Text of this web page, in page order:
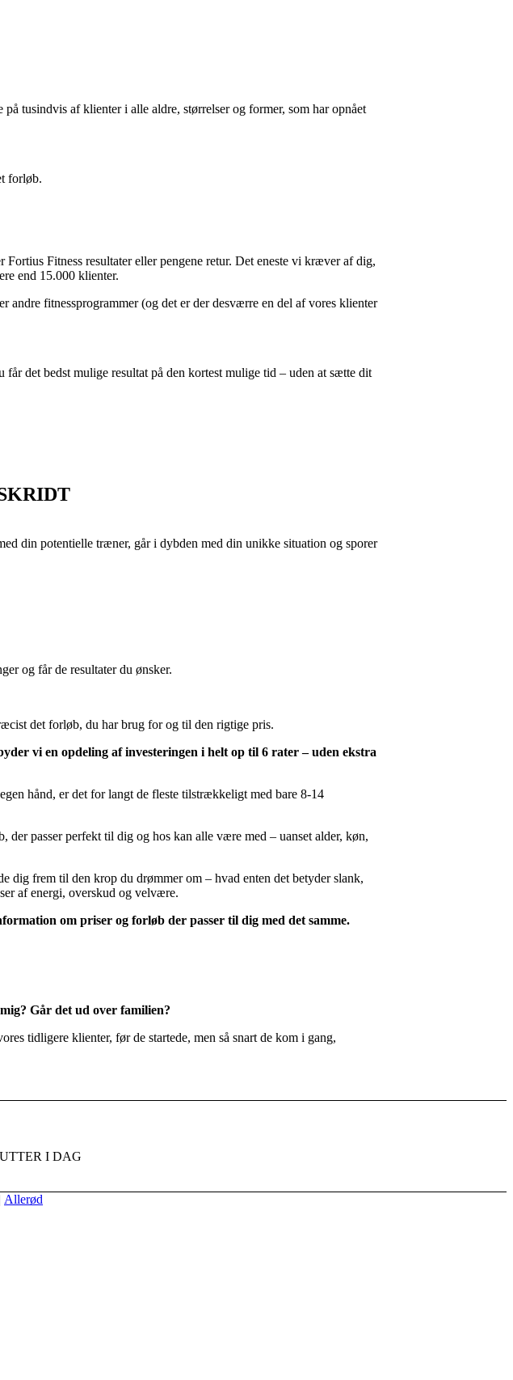
tusindvis af klienter i alle aldre, størrelser og former, som har opnået
forløb.
Fitness resultater eller pengene retur. Det eneste vi kræver af dig,
end 15.000 klienter.
fitnessprogrammer (og det er der desværre en del af vores klienter
det bedst mulige resultat på den kortest mulige tid – uden at sætte dit
din potentielle træner, går i dybden med din unikke situation og sporer
og får de resultater du ønsker.
det forløb, du har brug for og til den rigtige pris.
vi en opdeling af investeringen i helt op til 6 rater – uden ekstra
hånd, er det for langt de fleste tilstrækkeligt med bare 8-14
passer perfekt til dig og hos kan alle være med – uanset alder, køn,
dig frem til den krop du drømmer om – hvad enten det betyder slank,
af energi, overskud og velvære.
om priser og forløb der passer til dig med det samme.
Går det ud over familien?
tidligere klienter, før de startede, men så snart de kom i gang,
I DAG
Allerød